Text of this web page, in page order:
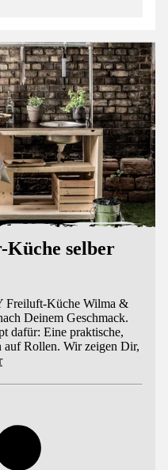
selber
Küche Wilma &
Deinem Geschmack.
dafür: Eine praktische,
Rollen. Wir zeigen Dir,